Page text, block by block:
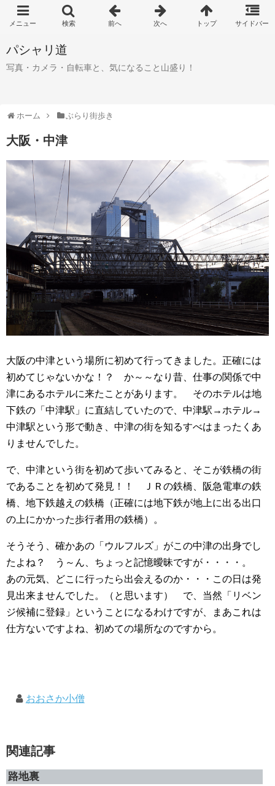
パシャリ道
写真・カメラ・自転車と、気になること山盛り！
ホーム ぶらり街歩き
大阪・中津
大阪の中津という場所に初めて行ってきました。正確には
初めてじゃないかな！？ か～～なり昔、仕事の関係で中
津にあるホテルに来たことがあります。 そのホテルは地
下鉄の「中津駅」に直結していたので、中津駅→ホテル→
中津駅という形で動き、中津の街を知るすべはまったくあ
りませんでした。
で、中津という街を初めて歩いてみると、そこが鉄橋の街
であることを初めて発見！！ ＪＲの鉄橋、阪急電車の鉄
橋、地下鉄越えの鉄橋（正確には地下鉄が地上に出る出口
の上にかかった歩行者用の鉄橋）。
そうそう、確かあの「ウルフルズ」がこの中津の出身でし
たよね？ う～ん、ちょっと記憶曖昧ですが・・・・。
あの元気、どこに行ったら出会えるのか・・・この日は発
見出来ませんでした。（と思います） で、当然「リベン
ジ候補に登録」ということになるわけですが、まあこれは
仕方ないですよね、初めての場所なのですから。
おおさか小僧
関連記事
路地裏